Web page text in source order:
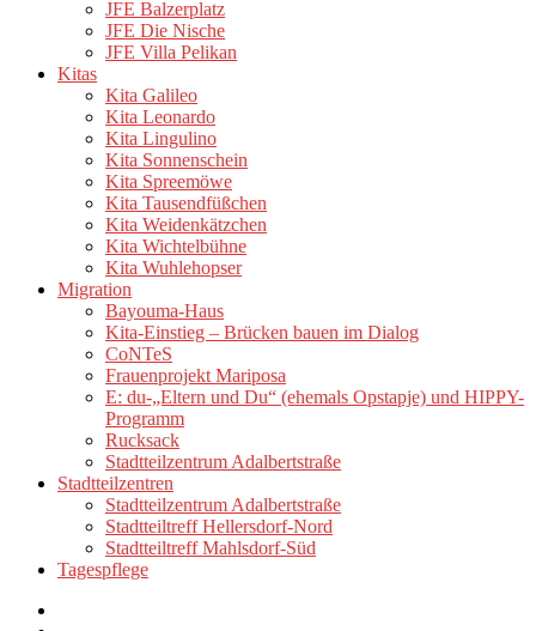
JFE Balzerplatz
JFE Die Nische
JFE Villa Pelikan
Kitas
Kita Galileo
Kita Leonardo
Kita Lingulino
Kita Sonnenschein
Kita Spreemöwe
Kita Tausendfüßchen
Kita Weidenkätzchen
Kita Wichtelbühne
Kita Wuhlehopser
Migration
Bayouma-Haus
Kita-Einstieg – Brücken bauen im Dialog
CoNTeS
Frauenprojekt Mariposa
E: du-„Eltern und Du“ (ehemals Opstapje) und HIPPY-
Programm
Rucksack
Stadtteilzentrum Adalbertstraße
Stadtteilzentren
Stadtteilzentrum Adalbertstraße
Stadtteiltreff Hellersdorf-Nord
Stadtteiltreff Mahlsdorf-Süd
Tagespflege